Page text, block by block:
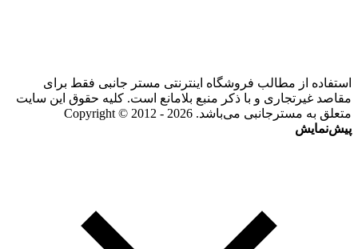
استفاده از مطالب فروشگاه اینترنتی مستر جانبی فقط برای
مقاصد غیرتجاری و با ذکر منبع بلامانع است. کلیه حقوق این سایت
متعلق به مسترجانبی می‌باشد. Copyright © 2012 - 2026
پیش‌نمایش